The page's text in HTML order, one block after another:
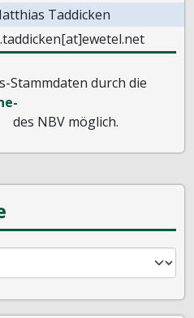
Taddicken
Stammdaten durch die
des NBV möglich.